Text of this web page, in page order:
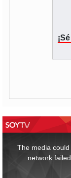
The media
network